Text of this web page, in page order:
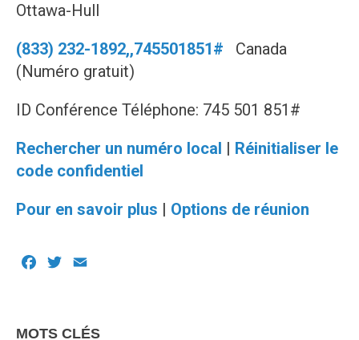
Ottawa-Hull
(833) 232-1892,,745501851# Canada
(Numéro gratuit)
ID Conférence Téléphone: 745 501 851#
Rechercher un numéro local | Réinitialiser le
code confidentiel
Pour en savoir plus | Options de réunion
Facebook
Twitter
MOTS CLÉS